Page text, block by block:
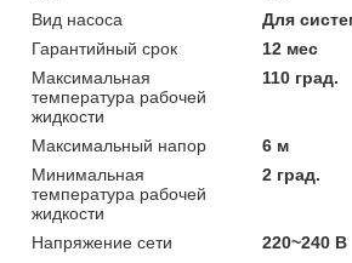
Вид насоса
Для
Гарантийный срок
12 мес
Максимальная
температура рабочей
жидкости
110 град.
Максимальный напор
6 м
Минимальная
температура рабочей
жидкости
2 град.
Напряжение сети
220~240 В